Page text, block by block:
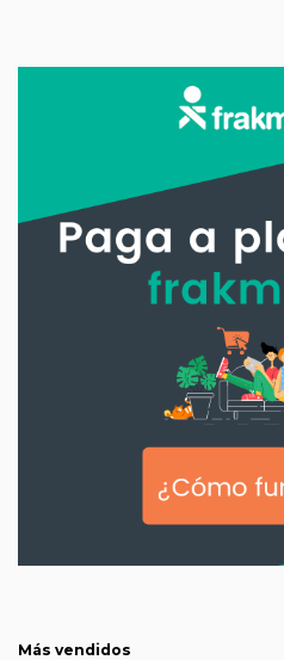
Más vendidos